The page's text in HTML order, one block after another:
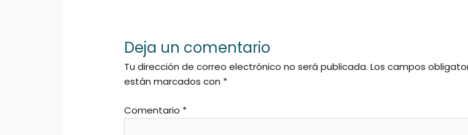
Deja un comentario
Tu dirección de correo electrónico no será publicada. Los campos
están marcados con *
Comentario *